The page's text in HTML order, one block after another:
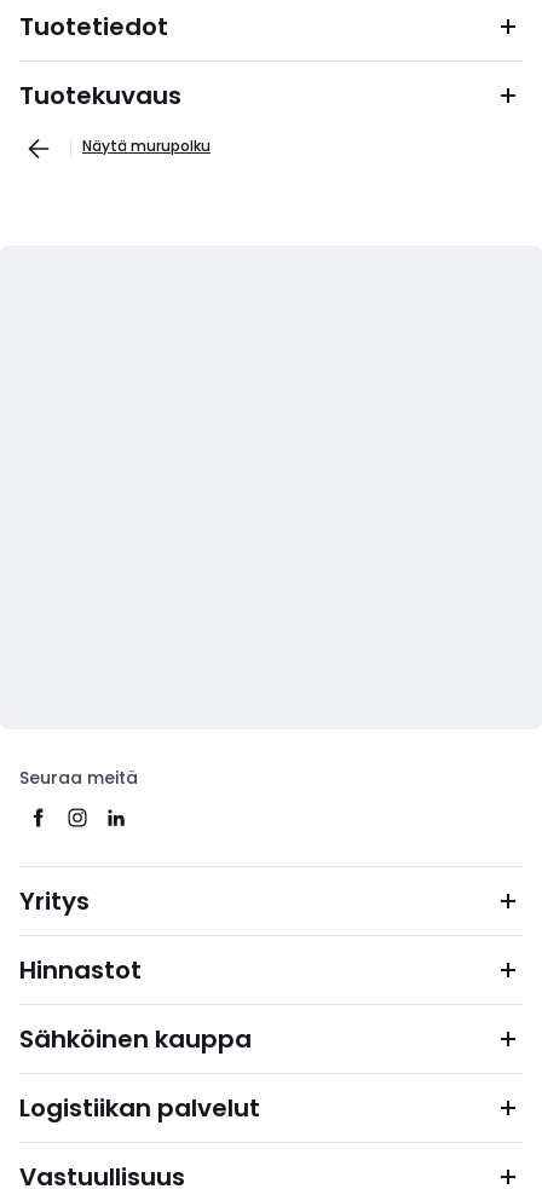
Tuotetiedot
Tuotekuvaus
Näytä murupolku
Seuraa meitä
Yritys
Hinnastot
Sähköinen kauppa
Logistiikan palvelut
Vastuullisuus